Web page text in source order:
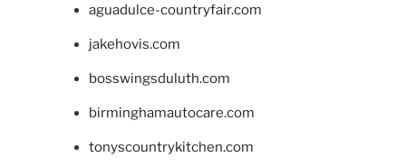
aguadulce-countryfair.com
jakehovis.com
bosswingsduluth.com
birminghamautocare.com
tonyscountrykitchen.com